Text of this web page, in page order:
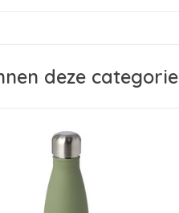
deze categorie